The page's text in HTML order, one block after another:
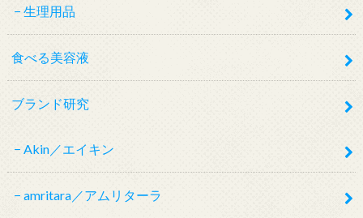
生理用品
食べる美容液
ブランド研究
Akin／エイキン
amritara／アムリターラ